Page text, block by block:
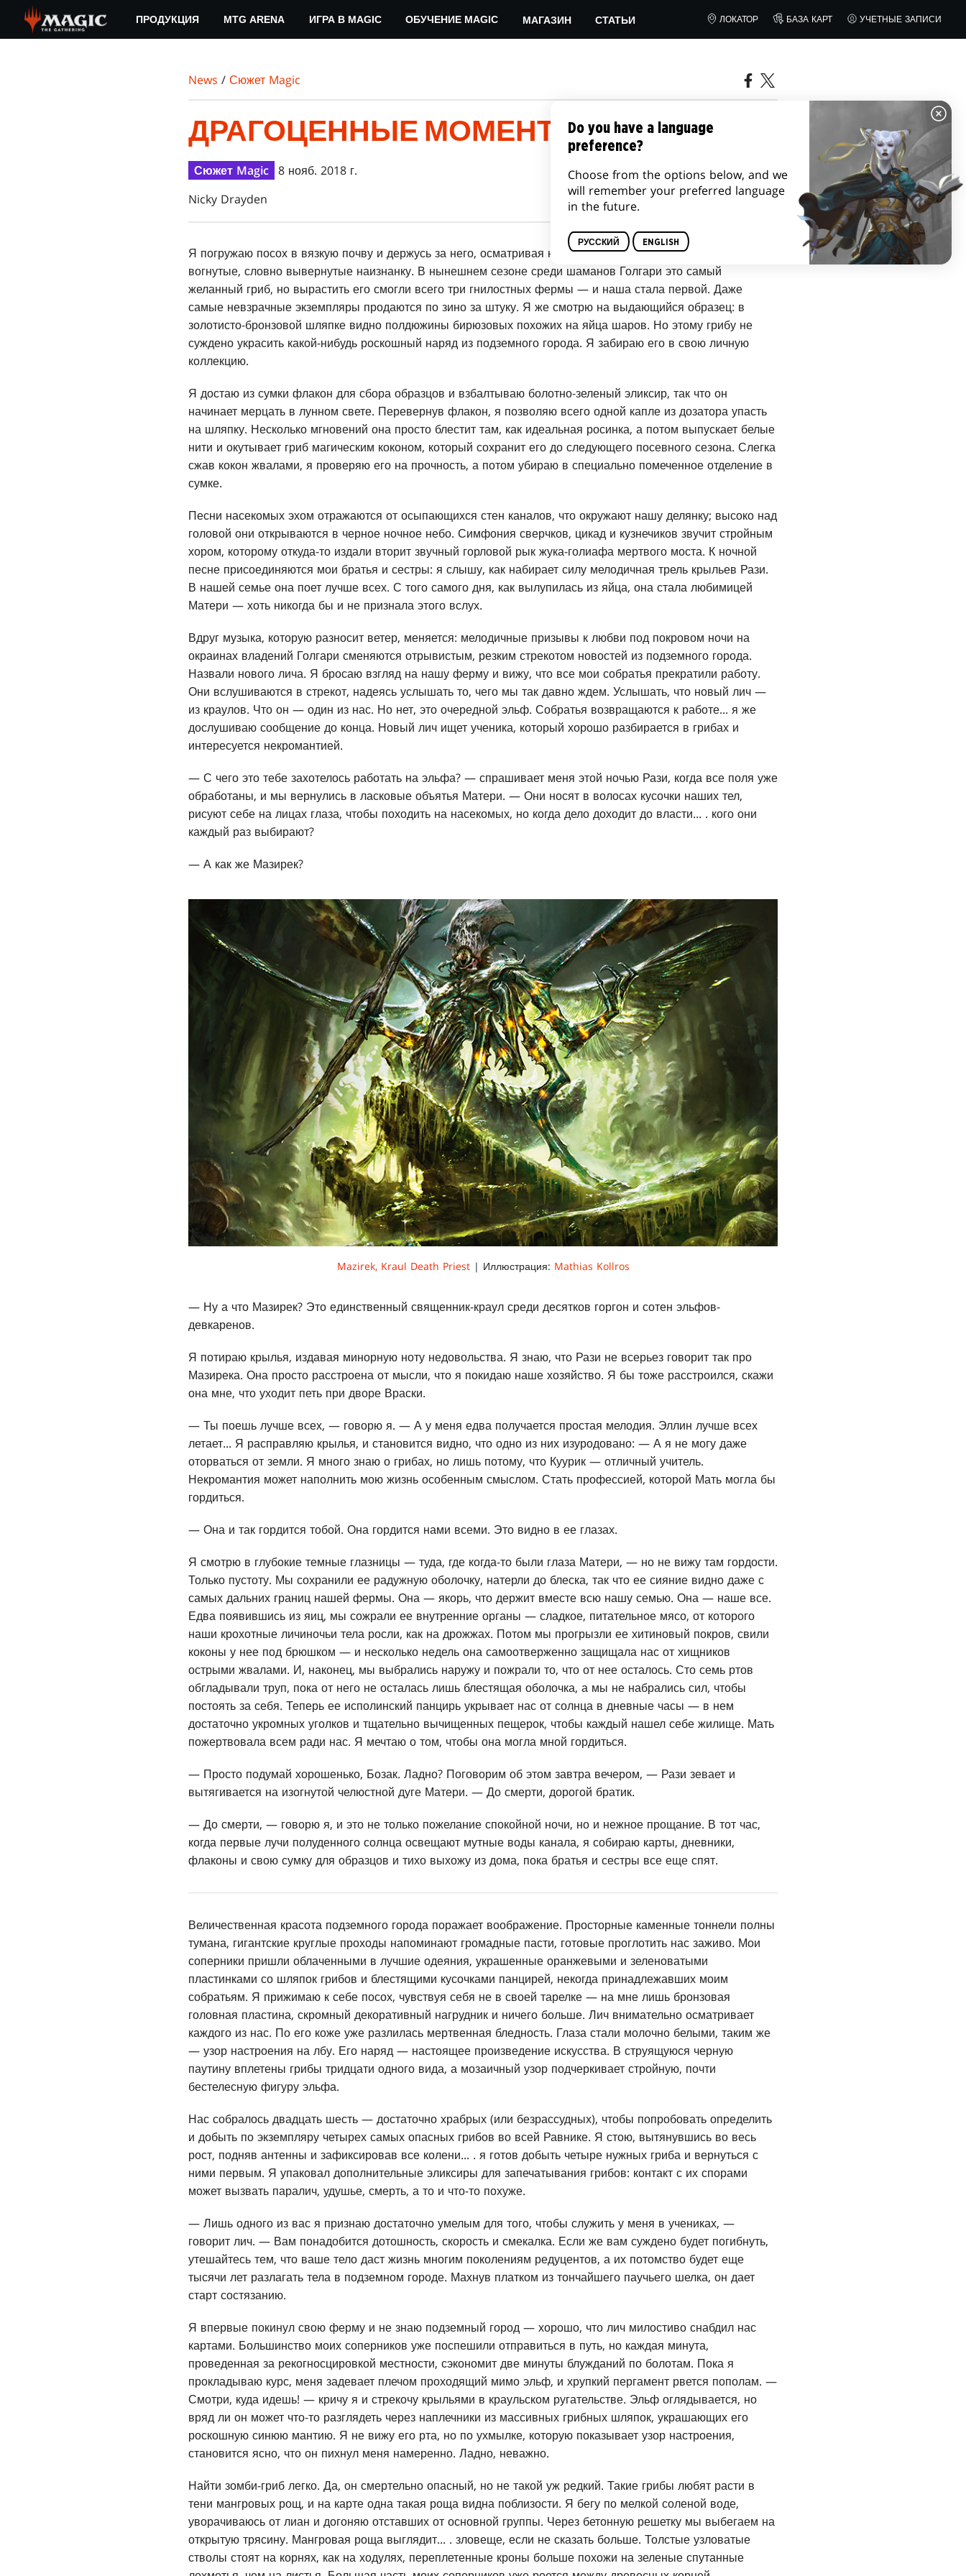
main
ПРОДУКЦИЯ MTG ARENA ИГРА В MAGIC ОБУЧЕНИЕ MAGIC МАГАЗИН СТАТЬИ ЛОКАТОР БАЗА КАРТ УЧЕТНЫЕ ЗАПИСИ
News / Сюжет Magic
ДРАГОЦЕННЫЕ МОМЕНТЫ СМЕРТИ
Сюжет Magic 8 нояб. 2018 г.
Nicky Drayden
Я погружаю посох в вязкую почву и держусь за него, осматривая нежные шляпки гриба-гнездовика —
вогнутые, словно вывернутые наизнанку. В нынешнем сезоне среди шаманов Голгари это самый
желанный гриб, но вырастить его смогли всего три гнилостных фермы — и наша стала первой. Даже
самые невзрачные экземпляры продаются по зино за штуку. Я же смотрю на выдающийся образец: в
золотисто-бронзовой шляпке видно полдюжины бирюзовых похожих на яйца шаров. Но этому грибу не
суждено украсить какой-нибудь роскошный наряд из подземного города. Я забираю его в свою личную
коллекцию.
Я достаю из сумки флакон для сбора образцов и взбалтываю болотно-зеленый эликсир, так что он
начинает мерцать в лунном свете. Перевернув флакон, я позволяю всего одной капле из дозатора упасть
на шляпку. Несколько мгновений она просто блестит там, как идеальная росинка, а потом выпускает белые
нити и окутывает гриб магическим коконом, который сохранит его до следующего посевного сезона. Слегка
сжав кокон жвалами, я проверяю его на прочность, а потом убираю в специально помеченное отделение в
сумке.
Песни насекомых эхом отражаются от осыпающихся стен каналов, что окружают нашу делянку; высоко над
головой они открываются в черное ночное небо. Симфония сверчков, цикад и кузнечиков звучит стройным
хором, которому откуда-то издали вторит звучный горловой рык жука-голиафа мертвого моста. К ночной
песне присоединяются мои братья и сестры: я слышу, как набирает силу мелодичная трель крыльев Рази.
В нашей семье она поет лучше всех. С того самого дня, как вылупилась из яйца, она стала любимицей
Матери — хоть никогда бы и не признала этого вслух.
Вдруг музыка, которую разносит ветер, меняется: мелодичные призывы к любви под покровом ночи на
окраинах владений Голгари сменяются отрывистым, резким стрекотом новостей из подземного города.
Назвали нового лича. Я бросаю взгляд на нашу ферму и вижу, что все мои собратья прекратили работу.
Они вслушиваются в стрекот, надеясь услышать то, чего мы так давно ждем. Услышать, что новый лич —
из краулов. Что он — один из нас. Но нет, это очередной эльф. Собратья возвращаются к работе... я же
дослушиваю сообщение до конца. Новый лич ищет ученика, который хорошо разбирается в грибах и
интересуется некромантией.
— С чего это тебе захотелось работать на эльфа? — спрашивает меня этой ночью Рази, когда все поля уже
обработаны, и мы вернулись в ласковые объятья Матери. — Они носят в волосах кусочки наших тел,
рисуют себе на лицах глаза, чтобы походить на насекомых, но когда дело доходит до власти... . кого они
каждый раз выбирают?
— А как же Мазирек?
Mazirek, Kraul Death Priest| Иллюстрация: Mathias Kollros
— Ну а что Мазирек? Это единственный священник-краул среди десятков горгон и сотен эльфов-
девкаренов.
Я потираю крылья, издавая минорную ноту недовольства. Я знаю, что Рази не всерьез говорит так про
Мазирека. Она просто расстроена от мысли, что я покидаю наше хозяйство. Я бы тоже расстроился, скажи
она мне, что уходит петь при дворе Враски.
— Ты поешь лучше всех, — говорю я. — А у меня едва получается простая мелодия. Эллин лучше всех
летает... Я расправляю крылья, и становится видно, что одно из них изуродовано: — А я не могу даже
оторваться от земли. Я много знаю о грибах, но лишь потому, что Куурик — отличный учитель.
Некромантия может наполнить мою жизнь особенным смыслом. Стать профессией, которой Мать могла бы
гордиться.
— Она и так гордится тобой. Она гордится нами всеми. Это видно в ее глазах.
Я смотрю в глубокие темные глазницы — туда, где когда-то были глаза Матери, — но не вижу там гордости.
Только пустоту. Мы сохранили ее радужную оболочку, натерли до блеска, так что ее сияние видно даже с
самых дальних границ нашей фермы. Она — якорь, что держит вместе всю нашу семью. Она — наше все.
Едва появившись из яиц, мы сожрали ее внутренние органы — сладкое, питательное мясо, от которого
наши крохотные личиночьи тела росли, как на дрожжах. Потом мы прогрызли ее хитиновый покров, свили
коконы у нее под брюшком — и несколько недель она самоотверженно защищала нас от хищников
острыми жвалами. И, наконец, мы выбрались наружу и пожрали то, что от нее осталось. Сто семь ртов
обгладывали труп, пока от него не осталась лишь блестящая оболочка, а мы не набрались сил, чтобы
постоять за себя. Теперь ее исполинский панцирь укрывает нас от солнца в дневные часы — в нем
достаточно укромных уголков и тщательно вычищенных пещерок, чтобы каждый нашел себе жилище. Мать
пожертвовала всем ради нас. Я мечтаю о том, чтобы она могла мной гордиться.
— Просто подумай хорошенько, Бозак. Ладно? Поговорим об этом завтра вечером, — Рази зевает и
вытягивается на изогнутой челюстной дуге Матери. — До смерти, дорогой братик.
— До смерти, — говорю я, и это не только пожелание спокойной ночи, но и нежное прощание. В тот час,
когда первые лучи полуденного солнца освещают мутные воды канала, я собираю карты, дневники,
флаконы и свою сумку для образцов и тихо выхожу из дома, пока братья и сестры все еще спят.
Величественная красота подземного города поражает воображение. Просторные каменные тоннели полны
тумана, гигантские круглые проходы напоминают громадные пасти, готовые проглотить нас заживо. Мои
соперники пришли облаченными в лучшие одеяния, украшенные оранжевыми и зеленоватыми
пластинками со шляпок грибов и блестящими кусочками панцирей, некогда принадлежавших моим
собратьям. Я прижимаю к себе посох, чувствуя себя не в своей тарелке — на мне лишь бронзовая
головная пластина, скромный декоративный нагрудник и ничего больше. Лич внимательно осматривает
каждого из нас. По его коже уже разлилась мертвенная бледность. Глаза стали молочно белыми, таким же
— узор настроения на лбу. Его наряд — настоящее произведение искусства. В струящуюся черную
паутину вплетены грибы тридцати одного вида, а мозаичный узор подчеркивает стройную, почти
бестелесную фигуру эльфа.
Нас собралось двадцать шесть — достаточно храбрых (или безрассудных), чтобы попробовать определить
и добыть по экземпляру четырех самых опасных грибов во всей Равнике. Я стою, вытянувшись во весь
рост, подняв антенны и зафиксировав все колени... . я готов добыть четыре нужных гриба и вернуться с
ними первым. Я упаковал дополнительные эликсиры для запечатывания грибов: контакт с их спорами
может вызвать паралич, удушье, смерть, а то и что-то похуже.
— Лишь одного из вас я признаю достаточно умелым для того, чтобы служить у меня в учениках, —
говорит лич. — Вам понадобится дотошность, скорость и смекалка. Если же вам суждено будет погибнуть,
утешайтесь тем, что ваше тело даст жизнь многим поколениям редуцентов, а их потомство будет еще
тысячи лет разлагать тела в подземном городе. Махнув платком из тончайшего паучьего шелка, он дает
старт состязанию.
Я впервые покинул свою ферму и не знаю подземный город — хорошо, что лич милостиво снабдил нас
картами. Большинство моих соперников уже поспешили отправиться в путь, но каждая минута,
проведенная за рекогносцировкой местности, сэкономит две минуты блужданий по болотам. Пока я
прокладываю курс, меня задевает плечом проходящий мимо эльф, и хрупкий пергамент рвется пополам. —
Смотри, куда идешь! — кричу я и стрекочу крыльями в краульском ругательстве. Эльф оглядывается, но
вряд ли он может что-то разглядеть через наплечники из массивных грибных шляпок, украшающих его
роскошную синюю мантию. Я не вижу его рта, но по ухмылке, которую показывает узор настроения,
становится ясно, что он пихнул меня намеренно. Ладно, неважно.
Найти зомби-гриб легко. Да, он смертельно опасный, но не такой уж редкий. Такие грибы любят расти в
тени мангровых рощ, и на карте одна такая роща видна поблизости. Я бегу по мелкой соленой воде,
уворачиваюсь от лиан и догоняю отставших от основной группы. Через бетонную решетку мы выбегаем на
открытую трясину. Мангровая роща выглядит... . зловеще, если не сказать больше. Толстые узловатые
стволы стоят на корнях, как на ходулях, переплетенные кроны больше похожи на зеленые спутанные
Do you have a language
preference?
Choose from the options below, and we
will remember your preferred language
in the future.
РУССКИЙ ENGLISH